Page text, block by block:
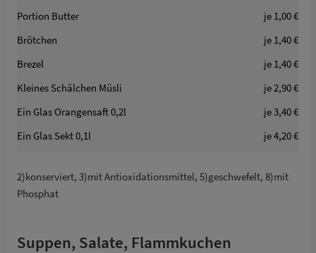
Portion Butter
je 1,00 €
Brötchen
je 1,40 €
Brezel
je 1,40 €
Kleines Schälchen Müsli
je 2,90 €
Ein Glas Orangensaft 0,2l
je 3,40 €
Ein Glas Sekt 0,1l
je 4,20 €
2)konserviert, 3)mit Antioxidationsmittel, 5)geschwefelt, 8)mit
Phosphat
Suppen, Salate, Flammkuchen